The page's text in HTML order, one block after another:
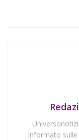
informato